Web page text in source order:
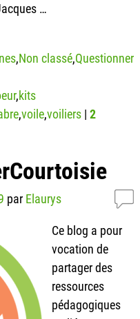
…
,Non classé,Questionner
,kits
,voile,voiliers| 2
par Elaurys
Ce blog a pour
vocation de
partager des
ressources
pédagogiques